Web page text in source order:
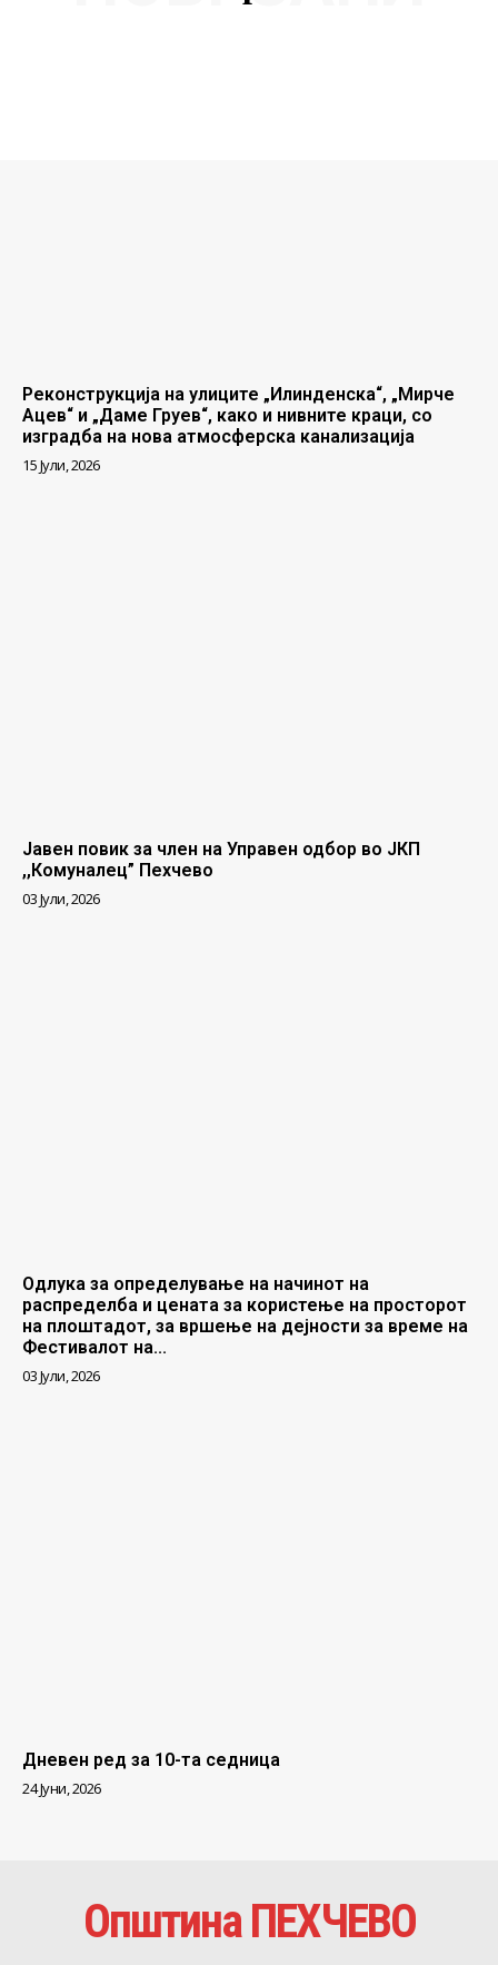
Реконструкција на улиците „Илинденска“, „Мирче
Ацев“ и „Даме Груев“, како и нивните краци, со
изградба на нова атмосферска канализација
15 Јули, 2026
Јавен повик за член на Управен одбор во ЈКП
,,Комуналец” Пехчево
03 Јули, 2026
Одлука за определување на начинот на
распределба и цената за користење на просторот
на плоштадот, за вршење на дејности за време на
Фестивалот на...
03 Јули, 2026
Дневен ред за 10-та седница
24 Јуни, 2026
Општина ПЕХЧЕВО